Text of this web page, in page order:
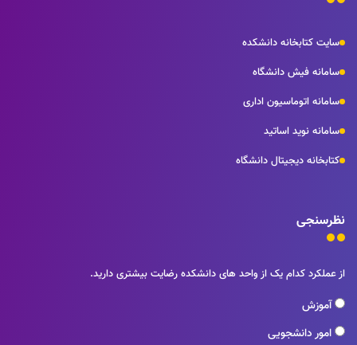
سایت کتابخانه دانشکده
سامانه فیش دانشگاه
سامانه اتوماسیون اداری
سامانه نوید اساتید
کتابخانه دیجیتال دانشگاه
نظرسنجی
از عملکرد کدام یک از واحد های دانشکده رضایت بیشتری دارید.
آموزش
امور دانشجویی